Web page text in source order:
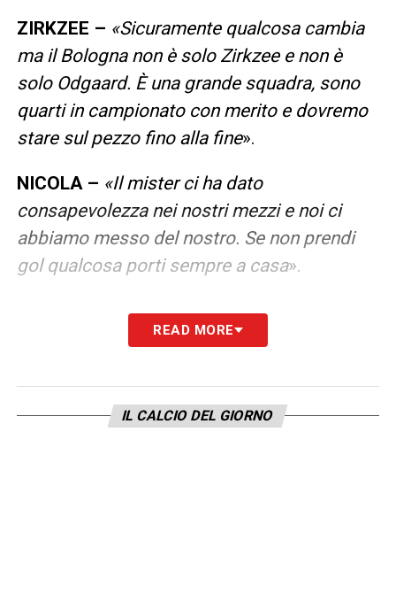
ZIRKZEE – «Sicuramente qualcosa cambia
ma il Bologna non è solo Zirkzee e non è
solo Odgaard. È una grande squadra, sono
quarti in campionato con merito e dovremo
stare sul pezzo fino alla fine».
NICOLA – «Il mister ci ha dato
consapevolezza nei nostri mezzi e noi ci
abbiamo messo del nostro. Se non prendi
gol qualcosa porti sempre a casa».
LA PLAYLIST DELLE NOSTRE TOP NEWS
READ MORE
IL CALCIO DEL GIORNO